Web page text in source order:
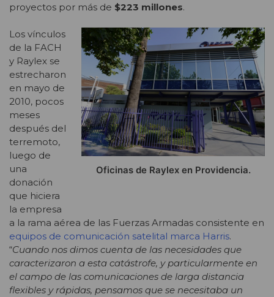
proyectos por más de $223 millones.
Oficinas de Raylex en Providencia.
Los vínculos
de la FACH
y Raylex se
estrecharon
en mayo de
2010, pocos
meses
después del
terremoto,
luego de
una
donación
que hiciera
la empresa
a la rama aérea de las Fuerzas Armadas consistente en
equipos de comunicación satelital marca Harris.
“Cuando nos dimos cuenta de las necesidades que
caracterizaron a esta catástrofe, y particularmente en
el campo de las comunicaciones de larga distancia
flexibles y rápidas, pensamos que se necesitaba un